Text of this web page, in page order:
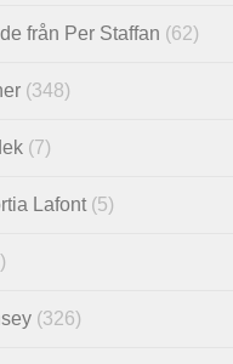
från Per Staffan (62)
(348)
(7)
Lafont (5)
(326)